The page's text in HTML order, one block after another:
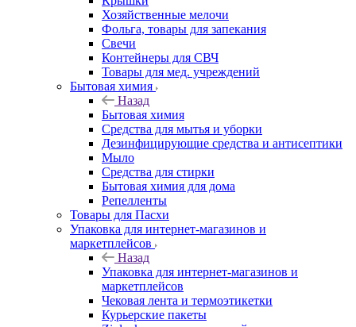
Хозяйственные мелочи
Фольга, товары для запекания
Свечи
Контейнеры для СВЧ
Товары для мед. учреждений
Бытовая химия
Назад
Бытовая химия
Средства для мытья и уборки
Дезинфицирующие средства и антисептики
Мыло
Средства для стирки
Бытовая химия для дома
Репелленты
Товары для Пасхи
Упаковка для интернет-магазинов и
маркетплейсов
Назад
Упаковка для интернет-магазинов и
маркетплейсов
Чековая лента и термоэтикетки
Курьерские пакеты